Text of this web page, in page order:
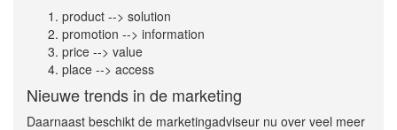
product --> solution
promotion --> information
price --> value
place --> access
Nieuwe trends in de marketing
Daarnaast beschikt de marketingadviseur nu over veel meer